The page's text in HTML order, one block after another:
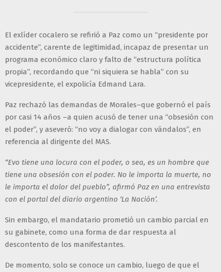
El exlíder cocalero se refirió a Paz como un “presidente por
accidente”, carente de legitimidad, incapaz de presentar un
programa económico claro y falto de “estructura política
propia”, recordando que “ni siquiera se habla” con su
vicepresidente, el expolicía Edmand Lara.
Paz rechazó las demandas de Morales–que gobernó el país
por casi 14 años –a quien acusó de tener una “obsesión con
el poder”, y aseveró: “no voy a dialogar con vándalos”, en
referencia al dirigente del MAS.
“Evo tiene una locura con el poder, o sea, es un hombre que
tiene una obsesión con el poder. No le importa la muerte, no
le importa el dolor del pueblo”, afirmó Paz en una entrevista
con el portal del diario argentino ‘La Nación’.
Sin embargo, el mandatario prometió un cambio parcial en
su gabinete, como una forma de dar respuesta al
descontento de los manifestantes.
De momento, solo se conoce un cambio, luego de que el